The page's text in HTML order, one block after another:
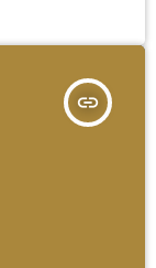
insert_link